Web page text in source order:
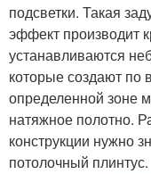
подсветки. Такая
эффект производит
устанавливаются
которые создают по
определенной зоне
натяжное полотно.
конструкции нужно
потолочный плинтус.